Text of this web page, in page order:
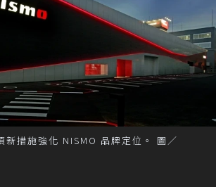
新措施強化 NISMO 品牌定位。 圖／